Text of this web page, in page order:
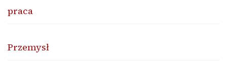
praca
Przemysł